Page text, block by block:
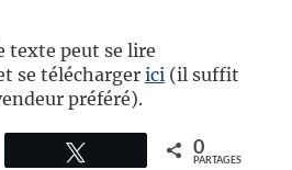
texte peut se lire
se téléchargerici(il suffit
préféré).
0
PARTAGES